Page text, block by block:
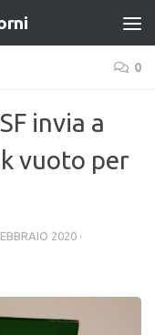
0
invia a
vuoto per
2020 ·